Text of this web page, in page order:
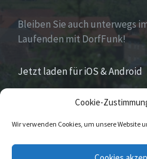
Cookie-
Wir verwenden Cookies, um unsere Website
Bleiben Sie auch unterwegs
Laufenden mit DorfFunk!
Jetzt laden für iOS & Android
Eversenist Stadtteil der